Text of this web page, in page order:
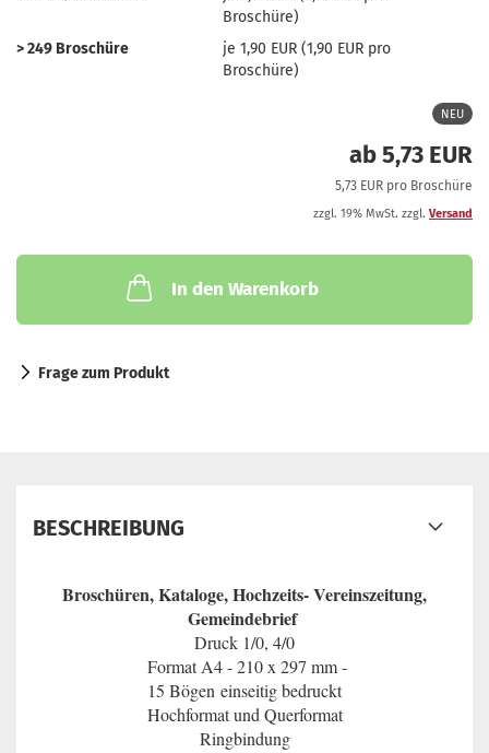
Broschüre)
> 249 Broschüre
je 1,90 EUR (1,90 EUR pro
Broschüre)
NEU
ab 5,73 EUR
5,73 EUR pro Broschüre
zzgl. 19% MwSt. zzgl. Versand
In den Warenkorb
Frage zum Produkt
BESCHREIBUNG
Broschüren, Kataloge, Hochzeits- Vereinszeitung,
Gemeindebrief
Druck 1/0, 4/0
Format A4 - 210 x 297 mm -
15 Bögen einseitig bedruckt
Hochformat und Querformat
Ringbindung